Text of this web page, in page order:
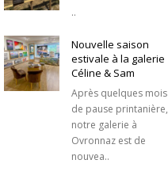
..
Nouvelle saison
estivale à la galerie
Céline & Sam
Après quelques mois
de pause printanière,
notre galerie à
Ovronnaz est de
nouvea..